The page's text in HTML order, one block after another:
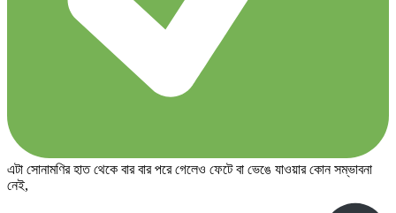
এটা সোনামণির হাত থেকে বার বার পরে গেলেও ফেটে বা ভেঙে যাওয়ার কোন সম্ভাবনা
নেই,